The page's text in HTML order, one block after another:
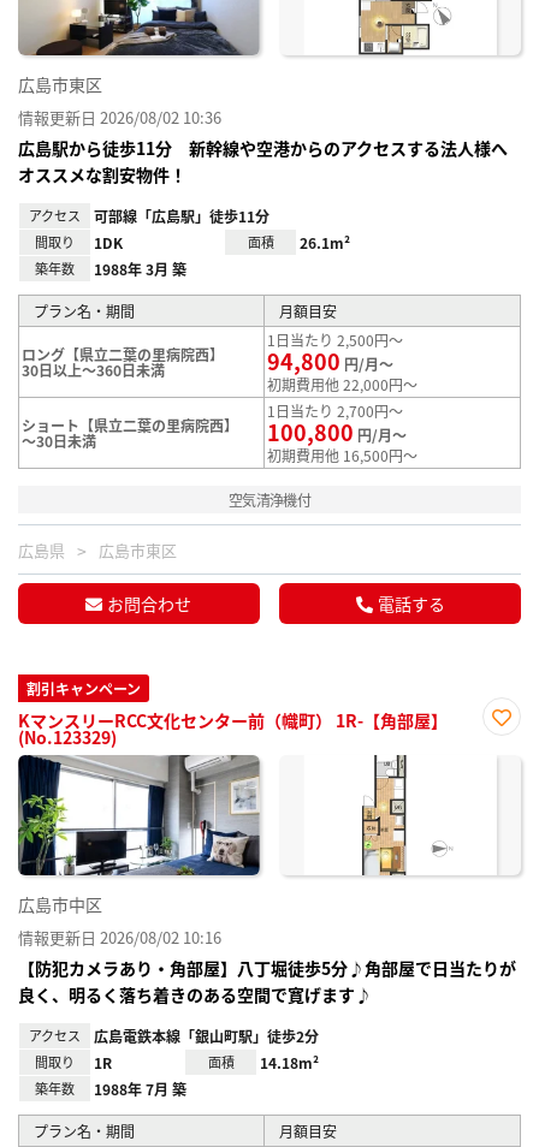
広島市東区
情報更新日 2026/08/02 10:36
広島駅から徒歩11分 新幹線や空港からのアクセスする法人様へ
オススメな割安物件！
アクセス 可部線「広島駅」徒歩11分
間取り 1DK 面積 26.1m²
築年数 1988年 3月 築
プラン名・期間 月額目安
ロング【県立二葉の里病院西】
30日以上～360日未満
1日当たり 2,500円～
94,800 円/月～
初期費用他 22,000円～
ショート【県立二葉の里病院西】
～30日未満
1日当たり 2,700円～
100,800 円/月～
初期費用他 16,500円～
空気清浄機付
広島県 広島市東区
お問合わせ 電話する
割引キャンペーン
KマンスリーRCC文化センター前（幟町） 1R-【角部屋】
(No.123329)
に入
広島市中区
情報更新日 2026/08/02 10:16
【防犯カメラあり・角部屋】八丁堀徒歩5分♪角部屋で日当たりが
良く、明るく落ち着きのある空間で寛げます♪
アクセス 広島電鉄本線「銀山町駅」徒歩2分
間取り 1R 面積 14.18m²
築年数 1988年 7月 築
プラン名・期間 月額目安